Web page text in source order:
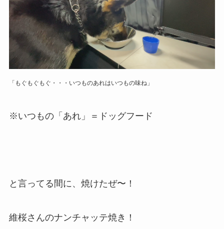
「もぐもぐもぐ・・・いつものあれはいつもの味ね」
※いつもの「あれ」＝ドッグフード
と言ってる間に、焼けたぜ〜！
維桜さんのナンチャッテ焼き！